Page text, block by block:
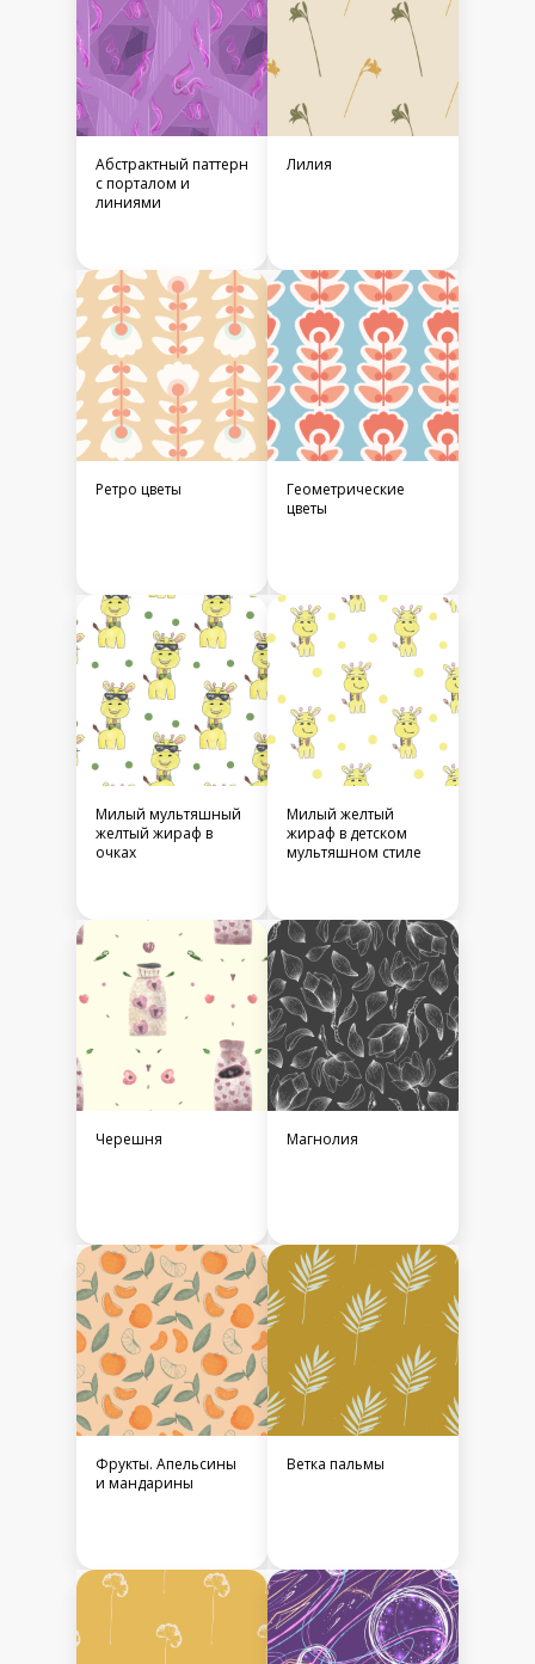
Абстрактный паттерн
с порталом и
линиями
Лилия
Ретро цветы
Геометрические
цветы
Милый мультяшный
желтый жираф в
очках
Милый желтый
жираф в детском
мультяшном стиле
Черешня Магнолия
Фрукты. Апельсины
и мандарины
Ветка пальмы